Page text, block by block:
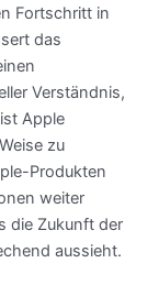
Fortschritt in
das
Verständnis,
Apple
zu
Produkten
weiter
die Zukunft der
aussieht.